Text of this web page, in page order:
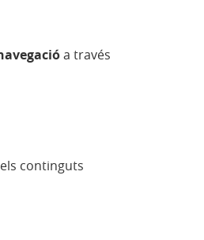
a través
continguts